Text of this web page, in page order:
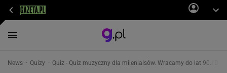
News Quizy Quiz - Quiz muzyczny dla milenialsów. Wracamy do lat 90.!